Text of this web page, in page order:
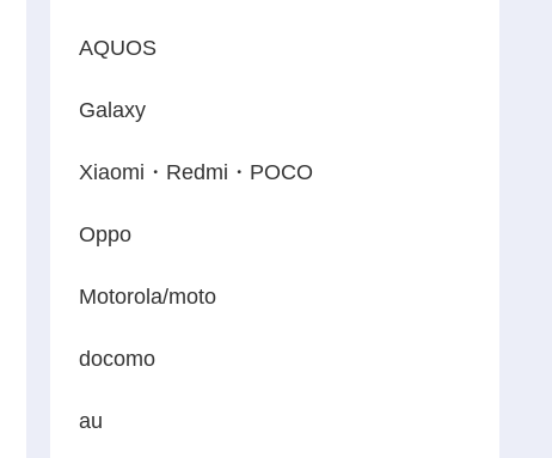
AQUOS
Galaxy
Xiaomi・Redmi・POCO
Oppo
Motorola/moto
docomo
au